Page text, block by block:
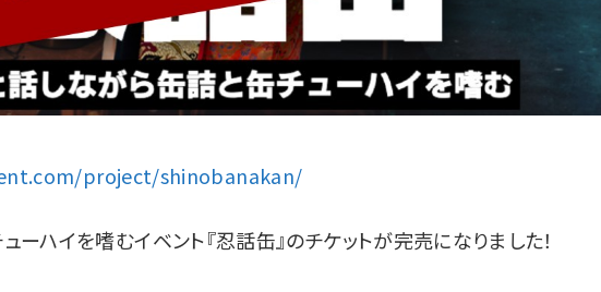
project/shinobanakan/
ーハイを嗜むイベント『忍話缶』のチケットが完売になりました！